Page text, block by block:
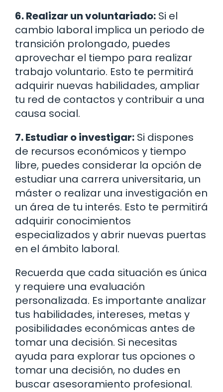
6. Realizar un voluntariado: Si el
cambio laboral implica un periodo de
transición prolongado, puedes
aprovechar el tiempo para realizar
trabajo voluntario. Esto te permitirá
adquirir nuevas habilidades, ampliar
tu red de contactos y contribuir a una
causa social.
7. Estudiar o investigar: Si dispones
de recursos económicos y tiempo
libre, puedes considerar la opción de
estudiar una carrera universitaria, un
máster o realizar una investigación en
un área de tu interés. Esto te permitirá
adquirir conocimientos
especializados y abrir nuevas puertas
en el ámbito laboral.
Recuerda que cada situación es única
y requiere una evaluación
personalizada. Es importante analizar
tus habilidades, intereses, metas y
posibilidades económicas antes de
tomar una decisión. Si necesitas
ayuda para explorar tus opciones o
tomar una decisión, no dudes en
buscar asesoramiento profesional.